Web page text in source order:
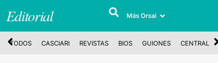
Editorial Más Orsai
TODOS CASCIARI REVISTAS BIOS GUIONES CENTRAL